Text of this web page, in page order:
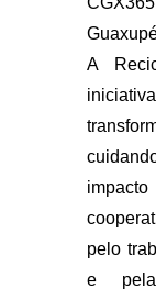
A
pelo
e pela